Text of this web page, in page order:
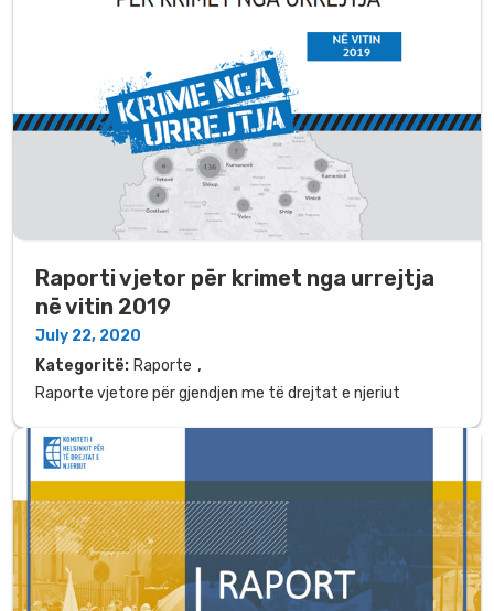
Raporti vjetor për krimet nga urrejtja
në vitin 2019
July 22, 2020
Kategoritë: Raporte ,
Raporte vjetore për gjendjen me të drejtat e njeriut